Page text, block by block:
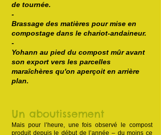
de tournée.
-
Brassage des matières pour mise en
compostage dans le chariot-andaineur.
-
Yohann au pied du compost mûr avant
son export vers les parcelles
maraîchères qu'on aperçoit en arrière
plan.
Un aboutissement
Mais pour l’heure, une fois observé le compost
produit depuis le début de l’année – du moins ce